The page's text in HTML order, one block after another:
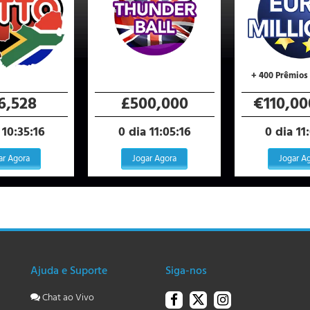
Agora
£500,000
0 dia 11:05:15
Jogar Agora
+ 400
0 dia
Jogar
Ajuda e Suporte
Chat ao Vivo
Siga-nos